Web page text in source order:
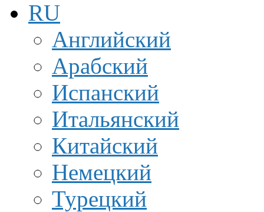
RU
Английский
Арабский
Испанский
Итальянский
Китайский
Немецкий
Турецкий